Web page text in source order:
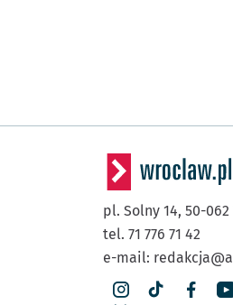
pl. Solny 14, 50-062
tel. 71 776 71 42
e-mail: